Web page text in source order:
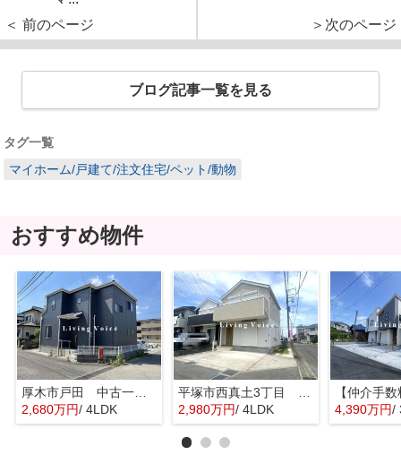
＜ 前のページ
＞次のページ
ブログ記事一覧を見る
タグ一覧
マイホーム/戸建て/注文住宅/ペット/動物
おすすめ物件
厚木市戸田 中古一戸建て
2,680万円/ 4LDK
平塚市西真土3丁目 中古一戸建て
2,980万円/ 4LDK 4,390万円/